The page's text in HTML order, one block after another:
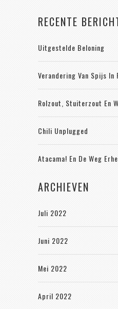
RECENTE
Uitgestelde Beloning
Verandering Van Spijs In
Rolzout, Stuiterzout En
Chili Unplugged
Atacama! En De Weg
ARCHIEVEN
Juli 2022
Juni 2022
Mei 2022
April 2022